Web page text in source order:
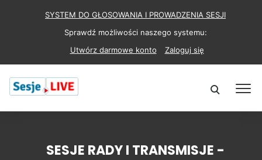
SYSTEM DO GŁOSOWANIA I PROWADZENIA SESJI
Sprawdź możliwości naszego systemu:
Utwórz darmowe konto
Zaloguj się
SESJE RADY I TRANSMISJE -